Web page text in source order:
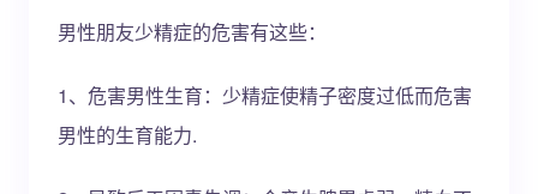
男性朋友少精症的危害有这些：
1、危害男性生育：少精症使精子密度过低而危害
男性的生育能力.